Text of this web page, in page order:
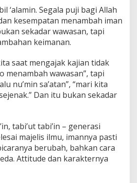
‘alamin. Segala puji bagi Allah
kesempatan menambah iman
sekadar wawasan, tapi
keimanan.
saat mengajak kajian tidak
menambah wawasan”, tapi
nu’min sa’atan”, “mari kita
Dan itu bukan sekadar
tabi’ut tabi’in – generasi
majelis ilmu, imannya pasti
berubah, bahkan cara
Attitude dan karakternya